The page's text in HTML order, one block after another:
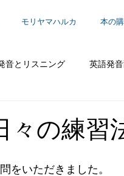
モリヤマハルカ 本の
音とリスニング 英語発
々の練習
をいただきました。